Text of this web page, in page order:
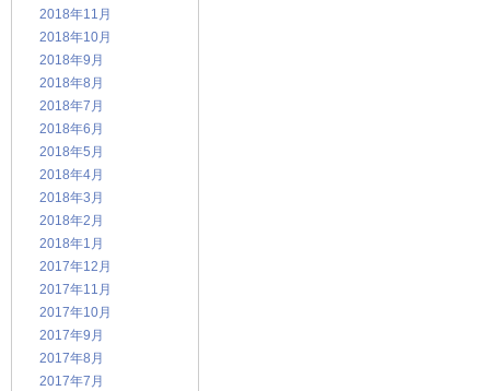
2018年11月
2018年10月
2018年9月
2018年8月
2018年7月
2018年6月
2018年5月
2018年4月
2018年3月
2018年2月
2018年1月
2017年12月
2017年11月
2017年10月
2017年9月
2017年8月
2017年7月